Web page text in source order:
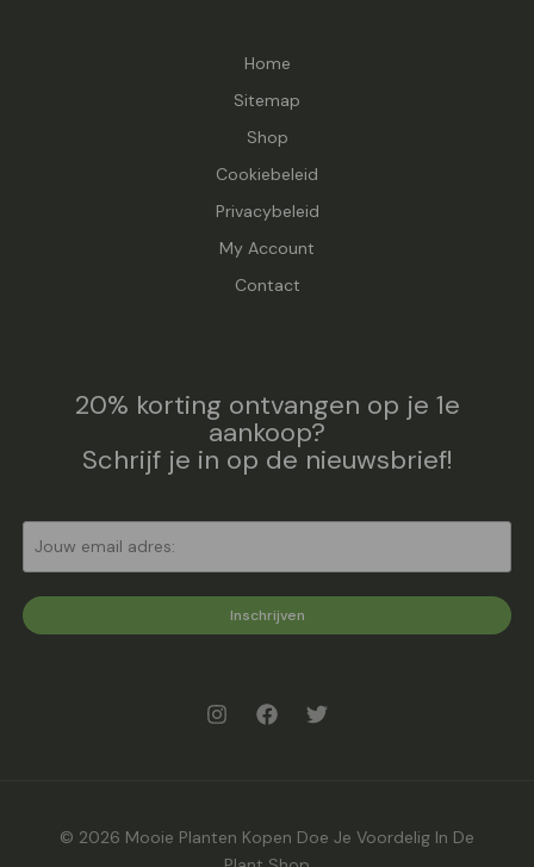
Home
Sitemap
Shop
Cookiebeleid
Privacybeleid
My Account
Contact
20% korting ontvangen op je 1e
aankoop?
Schrijf je in op de nieuwsbrief!
Inschrijven
© 2026 Mooie Planten Kopen Doe Je Voordelig In De